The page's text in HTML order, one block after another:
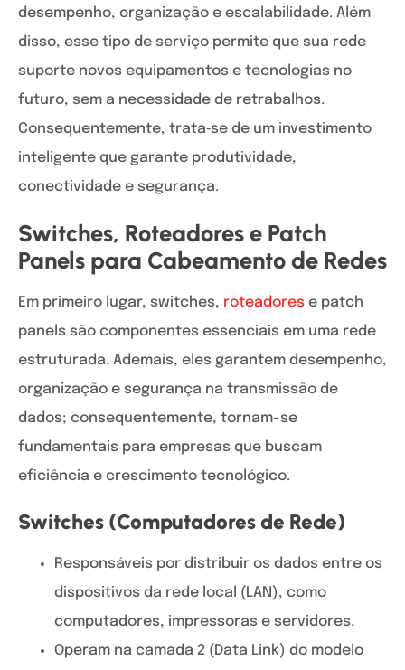
desempenho, organização e escalabilidade. Além
disso, esse tipo de serviço permite que sua rede
suporte novos equipamentos e tecnologias no
futuro, sem a necessidade de retrabalhos.
Consequentemente, trata‑se de um investimento
inteligente que garante produtividade,
conectividade e segurança.
Switches, Roteadores e Patch
Panels para Cabeamento de Redes
Em primeiro lugar, switches, roteadores e patch
panels são componentes essenciais em uma rede
estruturada. Ademais, eles garantem desempenho,
organização e segurança na transmissão de
dados; consequentemente, tornam-se
fundamentais para empresas que buscam
eficiência e crescimento tecnológico.
Switches (Computadores de Rede)
Responsáveis por distribuir os dados entre os
dispositivos da rede local (LAN), como
computadores, impressoras e servidores.
Operam na camada 2 (Data Link) do modelo